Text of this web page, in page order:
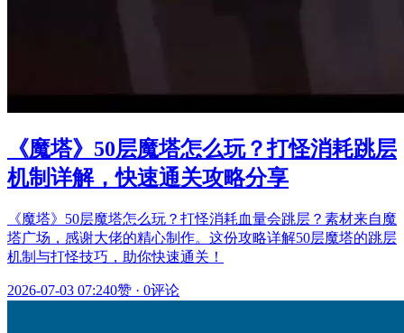
《魔塔》50层魔塔怎么玩？打怪消耗跳层
机制详解，快速通关攻略分享
《魔塔》50层魔塔怎么玩？打怪消耗血量会跳层？素材来自魔
塔广场，感谢大佬的精心制作。这份攻略详解50层魔塔的跳层
机制与打怪技巧，助你快速通关！
2026-07-03 07:240赞 · 0评论